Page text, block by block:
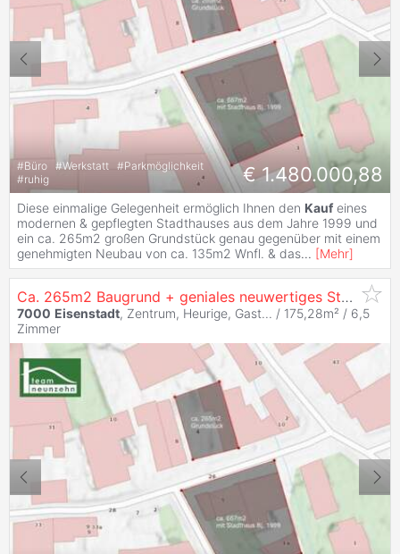
#Büro #Werkstatt #Parkmöglichkeit
#ruhig € 1.480.000,88
Diese einmalige Gelegenheit ermöglich Ihnen den Kauf eines
modernen & gepflegten Stadthauses aus dem Jahre 1999 und
ein ca. 265m2 großen Grundstück genau gegenüber mit einem
genehmigten Neubau von ca. 135m2 Wnfl. & das... [Mehr]
Ca. 265m2 Baugrund + geniales neuwertiges Stadthaus gleich gegenüber - JETZT ANFRAGEN
7000 Eisenstadt, Zentrum, Heurige, Gast... / 175,28m² / 6,5
Zimmer